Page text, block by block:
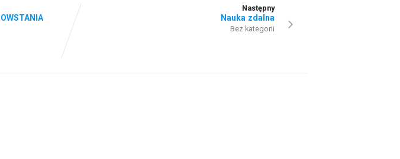
Następny
Nauka zdalna
Bez kategorii